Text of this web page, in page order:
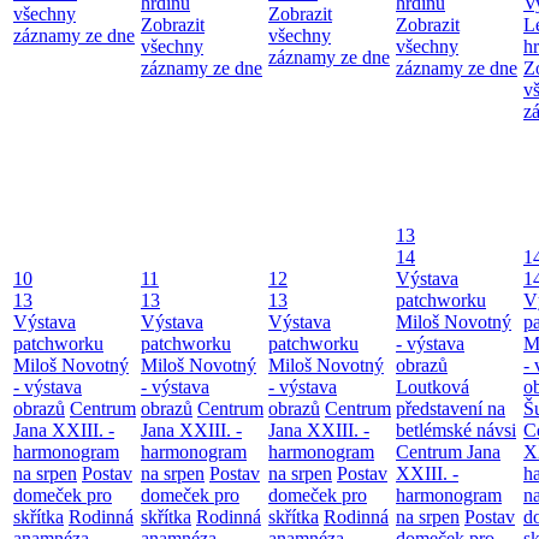
všechny
záznamy ze dne
Zobrazit
všechny
záznamy ze dne
Zobrazit
všechny
záznamy ze dne
Zobrazit
všechny
záznamy ze dne
10
13
Výstava
patchworku
Miloš Novotný
- výstava
obrazů Centrum
Jana XXIII. -
harmonogram
na srpen Postav
domeček pro
skřítka Rodinná
11
13
Výstava
patchworku
Miloš Novotný
- výstava
obrazů Centrum
Jana XXIII. -
harmonogram
na srpen Postav
domeček pro
skřítka Rodinná
12
13
Výstava
patchworku
Miloš Novotný
- výstava
obrazů Centrum
Jana XXIII. -
harmonogram
na srpen Postav
domeček pro
skřítka Rodinná
13
14
Výstava
patchworku
Miloš Novotný
- výstava
obrazů
Loutková
představení na
betlémské návsi
Centrum Jana
XXIII. -
harmonogram
na srpen Postav
-